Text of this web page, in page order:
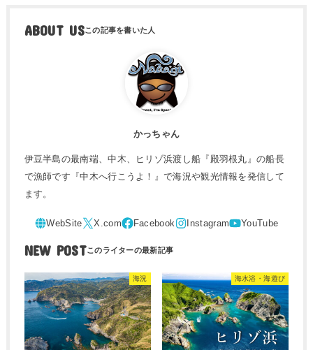
ABOUT US
かっちゃん
伊豆半島の最南端、中木、ヒリゾ浜渡し船『殿羽根丸』の船長
で漁師です『中木へ行こうよ！』で海況や観光情報を発信して
ます。
NEW POST
海況 海水浴・海遊び